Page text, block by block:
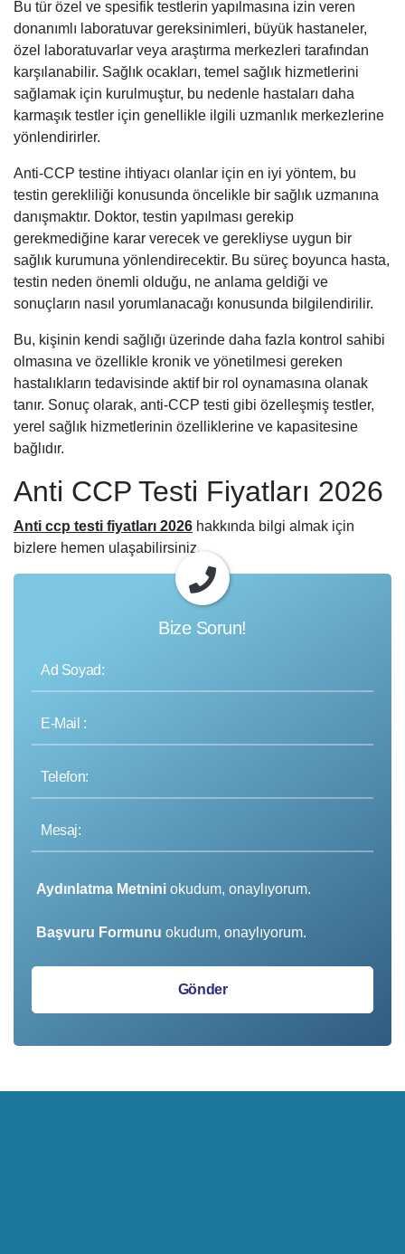
Bu tür özel ve spesifik testlerin yapılmasına izin veren
donanımlı laboratuvar gereksinimleri, büyük hastaneler,
özel laboratuvarlar veya araştırma merkezleri tarafından
karşılanabilir. Sağlık ocakları, temel sağlık hizmetlerini
sağlamak için kurulmuştur, bu nedenle hastaları daha
karmaşık testler için genellikle ilgili uzmanlık merkezlerine
yönlendirirler.
Anti-CCP testine ihtiyacı olanlar için en iyi yöntem, bu
testin gerekliliği konusunda öncelikle bir sağlık uzmanına
danışmaktır. Doktor, testin yapılması gerekip
gerekmediğine karar verecek ve gerekliyse uygun bir
sağlık kurumuna yönlendirecektir. Bu süreç boyunca hasta,
testin neden önemli olduğu, ne anlama geldiği ve
sonuçların nasıl yorumlanacağı konusunda bilgilendirilir.
Bu, kişinin kendi sağlığı üzerinde daha fazla kontrol sahibi
olmasına ve özellikle kronik ve yönetilmesi gereken
hastalıkların tedavisinde aktif bir rol oynamasına olanak
tanır. Sonuç olarak, anti-CCP testi gibi özelleşmiş testler,
yerel sağlık hizmetlerinin özelliklerine ve kapasitesine
bağlıdır.
Anti CCP Testi Fiyatları 2026
Anti ccp testi fiyatları 2026 hakkında bilgi almak için
bizlere hemen ulaşabilirsiniz.
Bize Sorun!
Aydınlatma Metnini okudum, onaylıyorum.
Başvuru Formunu okudum, onaylıyorum.